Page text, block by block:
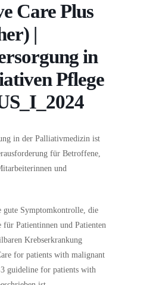
Care Plus
|
in
Pflege
in der Palliativmedizin ist
für Betroffene,
und
gute Symptomkontrolle, die
Patientinnen und Patienten
Krebserkrankung
for patients with malignant
guideline for patients with